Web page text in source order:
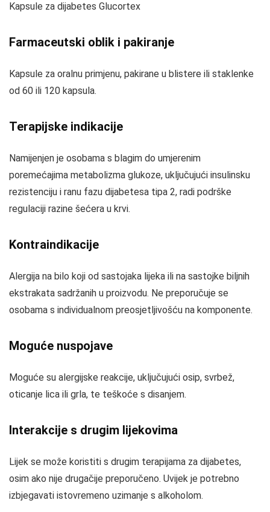
Kapsule za dijabetes Glucortex
Farmaceutski oblik i pakiranje
Kapsule za oralnu primjenu, pakirane u blistere ili staklenke
od 60 ili 120 kapsula.
Terapijske indikacije
Namijenjen je osobama s blagim do umjerenim
poremećajima metabolizma glukoze, uključujući insulinsku
rezistenciju i ranu fazu dijabetesa tipa 2, radi podrške
regulaciji razine šećera u krvi.
Kontraindikacije
Alergija na bilo koji od sastojaka lijeka ili na sastojke biljnih
ekstrakata sadržanih u proizvodu. Ne preporučuje se
osobama s individualnom preosjetljivošću na komponente.
Moguće nuspojave
Moguće su alergijske reakcije, uključujući osip, svrbež,
oticanje lica ili grla, te teškoće s disanjem.
Interakcije s drugim lijekovima
Lijek se može koristiti s drugim terapijama za dijabetes,
osim ako nije drugačije preporučeno. Uvijek je potrebno
izbjegavati istovremeno uzimanje s alkoholom.